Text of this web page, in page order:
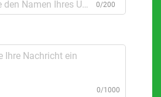
0/200
0/1000